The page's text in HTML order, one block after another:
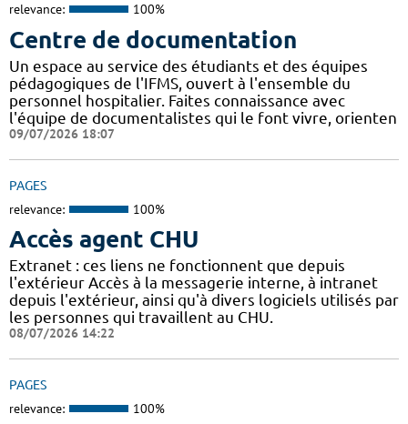
relevance: 100%
Centre de documentation
Un espace au service des étudiants et des équipes
pédagogiques de l'IFMS, ouvert à l'ensemble du
personnel hospitalier. Faites connaissance avec
l'équipe de documentalistes qui le font vivre, orienten
09/07/2026 18:07
PAGES
relevance: 100%
Accès agent CHU
Extranet : ces liens ne fonctionnent que depuis
l'extérieur Accès à la messagerie interne, à intranet
depuis l'extérieur, ainsi qu'à divers logiciels utilisés par
les personnes qui travaillent au CHU.
08/07/2026 14:22
PAGES
relevance: 100%